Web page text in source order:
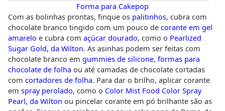
Forma para Cakepop
Com as bolinhas prontas, finque os palitinhos, cubra com
chocolate branco tingido com um pouco de corante em gel
amarelo e cubra com açúcar dourado, como o Pearlized
Sugar Gold, da Wilton. As asinhas podem ser feitas com
chocolate branco em gummies de silicone, formas para
chocolate de folha ou até camadas de chocolate cortadas
com cortadores de folha. Para dar o brilho, aplicar corante
em spray perolado, como o Color Mist Food Color Spray
Pearl, da Wilton ou pincelar corante em pó brilhante são as